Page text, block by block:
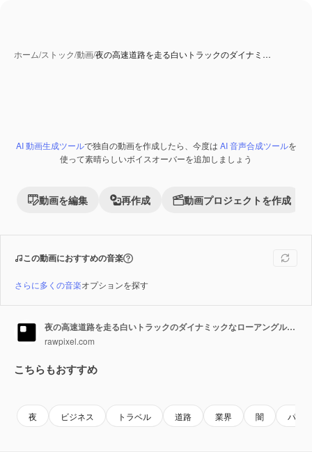
ホーム/ストック/動画/夜の高速道路を走る白いトラックのダイナミ…
PremiumAI 生成コンテンツ
AI 動画生成ツールで独自の動画を作成したら、今度は AI 音声合成ツールを
使って素晴らしいボイスオーバーを追加しましょう
動画を編集 再作成 動画プロジェクトを作成
この動画におすすめの音楽
さらに多くの音楽オプションを探す
夜の高速道路を走る白いトラックのダイナミックなローアングルショット。スピードとパワーを強調。
rawpixel.com
こちらもおすすめ
夜 ビジネス トラベル 道路 業界 闇 パワー